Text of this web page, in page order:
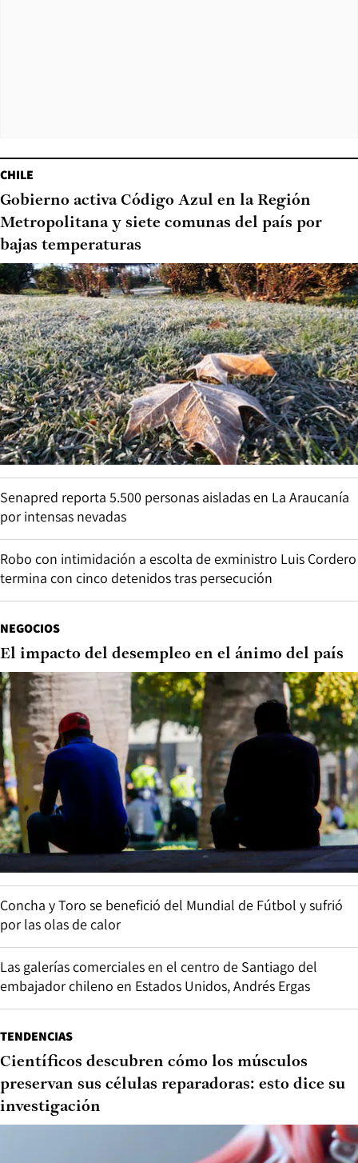
CHILE
Gobierno activa Código Azul en la Región
Metropolitana y siete comunas del país por
bajas temperaturas
Senapred reporta 5.500 personas aisladas en La Araucanía
por intensas nevadas
Robo con intimidación a escolta de exministro Luis Cordero
termina con cinco detenidos tras persecución
NEGOCIOS
El impacto del desempleo en el ánimo del país
Concha y Toro se benefició del Mundial de Fútbol y sufrió
por las olas de calor
Las galerías comerciales en el centro de Santiago del
embajador chileno en Estados Unidos, Andrés Ergas
TENDENCIAS
Científicos descubren cómo los músculos
preservan sus células reparadoras: esto dice su
investigación